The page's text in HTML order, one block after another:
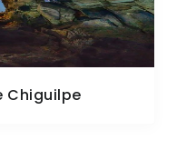
Chiguilpe